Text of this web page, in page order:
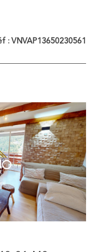
bien vous intéresse,
Individuel
commercial
: VNVAP13650230561